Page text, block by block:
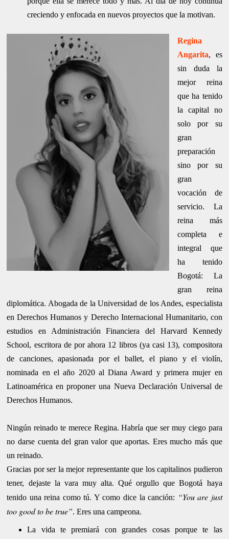
creciendo y enfocada en nuevos proyectos que la motivan.
Regina
Angarita, es
sin duda la
mejor reina
que ha tenido
la capital no
solo por su
gran
preparación
sino por su
gran
vocación de
servicio. La
reina más
completa e
integral que
ha tenido
Bogotá: La
gran reina
diplomática. Abogada de la Universidad de los Andes, especialista
en Derechos Humanos y Derecho Internacional Humanitario, con
estudios en Administración Financiera del Harvard Kennedy
School, escritora de por ahora 12 libros (ya casi 13), compositora
de canciones, apasionada por el ballet, el piano y el violín,
nominada en el año 2020 al Diana Award y primera mujer en
Latinoamérica en proponer una Nueva Declaración Universal de
Derechos Humanos.
Ningún reinado te merece Regina. Habría que ser muy ciego para
no darse cuenta del gran valor que aportas. Eres mucho más que
un reinado.
Gracias por ser la mejor representante que los capitalinos pudieron
tener, dejaste la vara muy alta. Qué orgullo que Bogotá haya
tenido una reina como tú. Y como dice la canción: “You are just
too good to be true”. Eres una campeona.
La vida te premiará con grandes cosas porque te las